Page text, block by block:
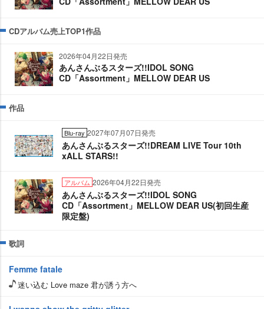
CDアルバム売上TOP1作品
2026年04月22日発売
あんさんぶるスターズ!!IDOL SONG
CD「Assortment」MELLOW DEAR US
作品
Blu-ray 2027年07月07日発売
あんさんぶるスターズ!!DREAM LIVE Tour 10th
xALL STARS!!
アルバム 2026年04月22日発売
あんさんぶるスターズ!!IDOL SONG
CD「Assortment」MELLOW DEAR US(初回生産
限定盤)
歌詞
Femme fatale
迷い込む Love maze 君が誘う方へ